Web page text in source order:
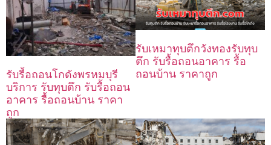
รับรื้อถอนโกดังพรหมบุรี
บริการ รับทุบตึก รับรื้อถอน
อาคาร รื้อถอนบ้าน ราคา
ถูก
รับเหมาทุบตึกวังทองรับทุบ
ตึก รับรื้อถอนอาคาร รื้อ
ถอนบ้าน ราคาถูก